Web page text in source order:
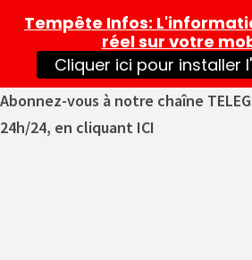
Abonnez-vous à notre chaîne
24h/24, en cliquant ICI
Tempête Infos:
réel sur votre
Cliquer ici pour installer